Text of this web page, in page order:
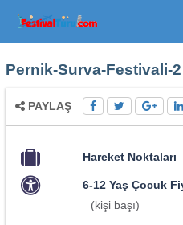
Pernik-Surva-Festivali-2
PAYLAŞ
Hareket Noktaları
6-12 Yaş Çocuk
(kişi başı)